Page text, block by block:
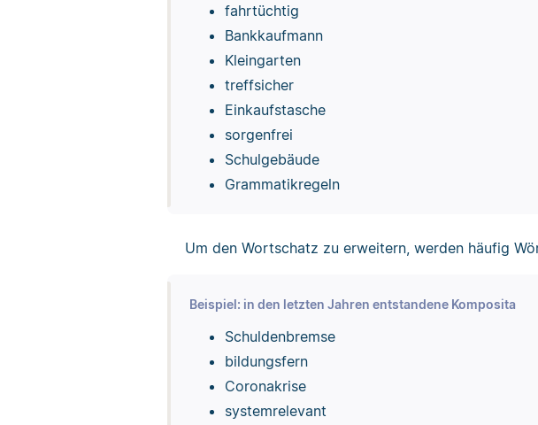
fahrtüchtig
Bankkaufmann
Kleingarten
treffsicher
Einkaufstasche
sorgenfrei
Schulgebäude
Grammatikregeln
Um den Wortschatz zu erweitern, werden häufig
Beispiel: in den letzten Jahren entstandene Komposita
Schuldenbremse
bildungsfern
Coronakrise
systemrelevant